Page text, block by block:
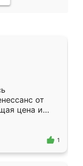
от
цена и
Приехавший
1